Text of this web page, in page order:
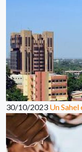
30/10/2023 Un